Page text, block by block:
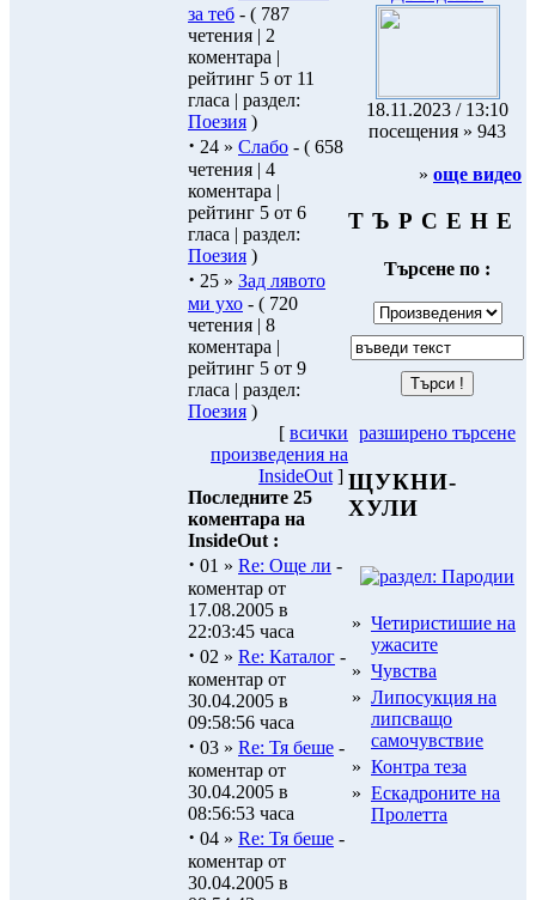
за теб - ( 787
четения | 2
коментара |
рейтинг 5 от 11
гласа | раздел:
Поезия )
· 24 » Слабо - ( 658
четения | 4
коментара |
рейтинг 5 от 6
гласа | раздел:
Поезия )
· 25 » Зад лявото
ми ухо - ( 720
четения | 8
коментара |
рейтинг 5 от 9
гласа | раздел:
Поезия )
[ всички
произведения на
InsideOut ]
Последните 25
коментара на
InsideOut :
· 01 » Re: Още ли -
коментар от
17.08.2005 в
22:03:45 часа
· 02 » Re: Каталог -
коментар от
30.04.2005 в
09:58:56 часа
· 03 » Re: Тя беше -
коментар от
30.04.2005 в
08:56:53 часа
· 04 » Re: Тя беше -
коментар от
30.04.2005 в
18.11.2023 / 13:10
посещения » 943
» още видео
Т Ъ Р С Е Н Е
Търсене по :
разширено търсене
ЩУКНИ-
ХУЛИ
» Четиристишие на
ужасите
» Чувства
» Липосукция на
липсващо
самочувствие
» Контра теза
» Ескадроните на
Пролетта